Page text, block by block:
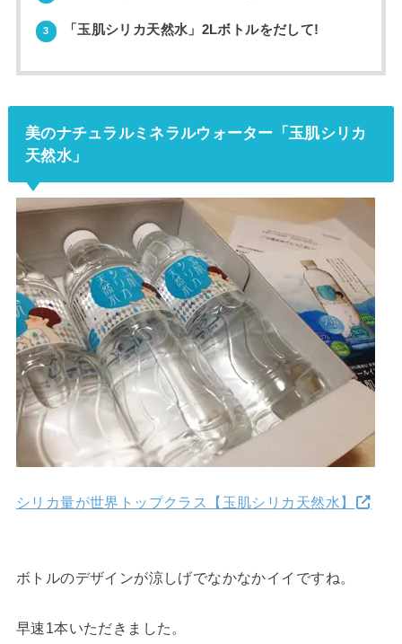
3 「玉肌シリカ天然水」2Lボトルをだして!
美のナチュラルミネラルウォーター「玉肌シリカ
天然水」
シリカ量が世界トップクラス【玉肌シリカ天然水】
ボトルのデザインが涼しげでなかなかイイですね。
早速1本いただきました。